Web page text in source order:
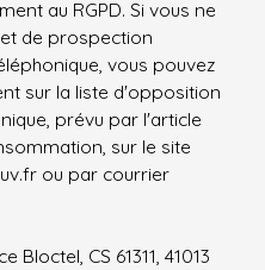
au RGPD. Si vous ne
de prospection
vous pouvez
sur la liste d'opposition
prévu par l'article
sur le site
ou par courrier
Bloctel, CS 61311, 41013